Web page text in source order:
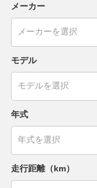
メーカー
モデル
年式
走行距離（km）